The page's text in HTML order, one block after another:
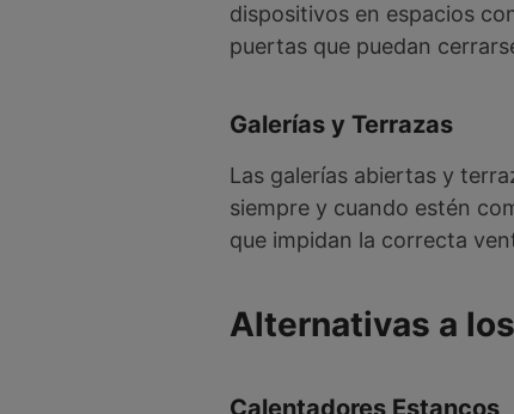
dispositivos en espacios
puertas que puedan
Galerías y Terrazas
Las galerías abiertas y
siempre y cuando estén
que impidan la correcta
Alternativas a
Calentadores Estancos